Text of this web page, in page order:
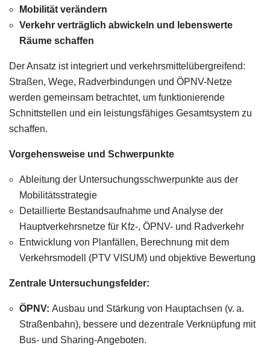
Mobilität verändern
Verkehr verträglich abwickeln und lebenswerte
Räume schaffen
Der Ansatz ist integriert und verkehrsmittelübergreifend:
Straßen, Wege, Radverbindungen und ÖPNV-Netze
werden gemeinsam betrachtet, um funktionierende
Schnittstellen und ein leistungsfähiges Gesamtsystem zu
schaffen.
Vorgehensweise und Schwerpunkte
Ableitung der Untersuchungsschwerpunkte aus der
Mobilitätsstrategie
Detaillierte Bestandsaufnahme und Analyse der
Hauptverkehrsnetze für Kfz-, ÖPNV- und Radverkehr
Entwicklung von Planfällen, Berechnung mit dem
Verkehrsmodell (PTV VISUM) und objektive Bewertung
Zentrale Untersuchungsfelder:
ÖPNV: Ausbau und Stärkung von Hauptachsen (v. a.
Straßenbahn), bessere und dezentrale Verknüpfung mit
Bus- und Sharing-Angeboten.